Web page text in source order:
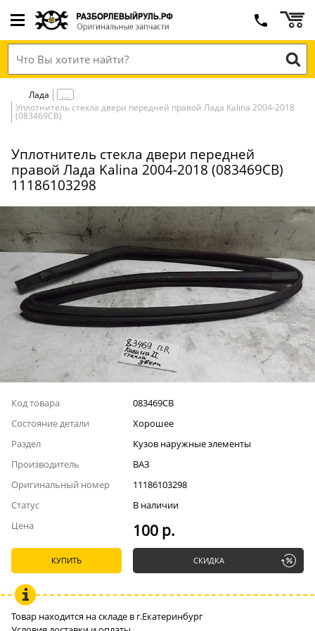
Лада
Уплотнитель стекла двери передней правой Лада Kalina 2004-2018
(083469СВ)
Уплотнитель стекла двери передней
правой Лада Kalina 2004-2018 (083469СВ)
11186103298
Код товара
083469СВ
Состояние детали
Хорошее
Раздел
Кузов наружные элементы
Производитель
ВАЗ
Оригинальный номер
11186103298
Статус
В наличии
Цена
100 р.
КУПИТЬ СКИДКА
Товар находится на складе в г.Екатеринбург